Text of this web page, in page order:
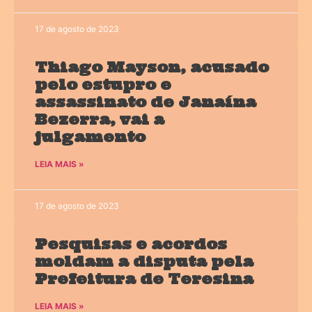
17 de agosto de 2023
Thiago Mayson, acusado
pelo estupro e
assassinato de Janaína
Bezerra, vai a
julgamento
LEIA MAIS »
17 de agosto de 2023
Pesquisas e acordos
moldam a disputa pela
Prefeitura de Teresina
LEIA MAIS »